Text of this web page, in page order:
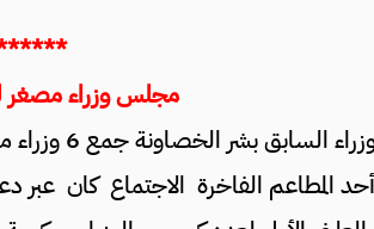
مجلس وزراء مصغر
رئيس
المطاعم الفاخرة الاجتماع كان